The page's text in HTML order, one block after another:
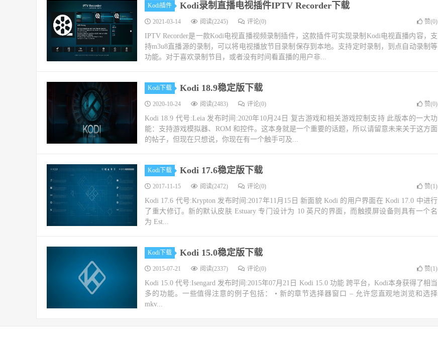
Kodi插件 Kodi录制直播电视插件IPTV Recorder下载
2021-03-14 阅读(2245) 评论(0) 赞(0)
IPTV Recorder是一款Kodi电视直播视频录制插件，这款插件可实现录制Kodi电视直播内容，支
持m3u8直播源的录制，可以将电视播放节目录制保存到本地。支持定时录制，到点自动录制等
功能。对于喜欢录制节目，或者没有时间看直播的用户非...
Kodi下载 Kodi 18.9稳定版下载
2020-10-24 阅读(2483) 评论(0) 赞(0)
Kodi 18.9 代号:Leia 发布时间:2020年10月24日 复古游戏和相关游戏控制支持 此版本的一大功
能：支持游戏模拟器、ROM 和控件。这本身就是一个重要的话题，所以请留意未来关于这方面
的帖子，但现在只想说，你现在有一个触手可及...
Kodi下载 Kodi 17.6稳定版下载
2017-11-15 阅读(2472) 评论(0) 赞(1)
Kodi 17.6 代号:Krypton 发布时间:2017年11月15日 新面貌 Kodi 的用户界面在 Kodi 17.0 中进行
了重大修订。新的默认皮肤 Estuary 专门设计为 10 英尺的界面，而触摸屏设备则具有一个名
为 Est...
Kodi下载 Kodi 15.0稳定版下载
2015-07-21 阅读(2337) 评论(0) 赞(1)
Kodi 15.0 代号:Isengard 发布时间:2015年07月21日 Kodi 15.0 功能 跨平台，Kodi本身获得了相当
多的功能。一些值得注意的例子包括： • 新的章节选择器窗口 – 允许您直观地浏览和选择
mkv...